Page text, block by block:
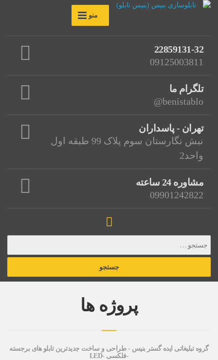
منو
22859131-32
09125003811
تلگرام ما
benistablo@
تهران - پاسداران
نبش نگارستان سوم پلاک 99 طبقه اول
واحد2
مشاوره 24 ساعته
09901242822
پروژه ها
گروه تبلیغاتی ایده گستر بنیس - طراحی و ساخت جدیدترین تابلو های برجسته
-فلکسی -LED